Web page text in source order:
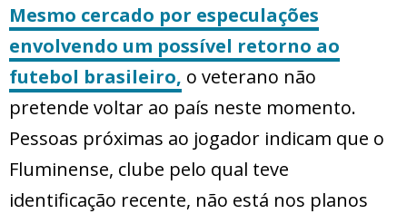
Mesmo cercado por especulações
envolvendo um possível retorno ao
futebol brasileiro, o veterano não
pretende voltar ao país neste momento.
Pessoas próximas ao jogador indicam que o
Fluminense, clube pelo qual teve
identificação recente, não está nos planos